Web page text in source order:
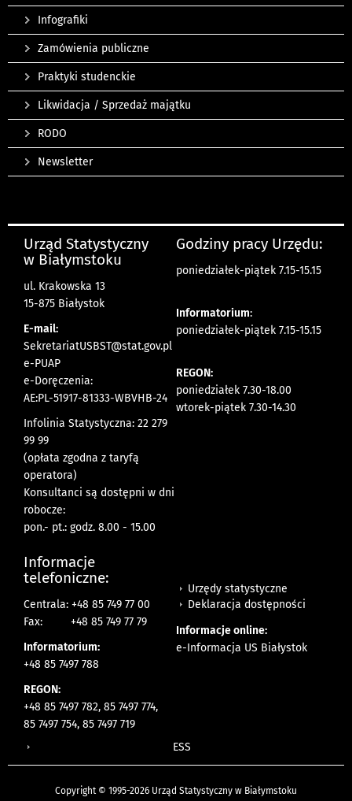
Infografiki
Zamówienia publiczne
Praktyki studenckie
Likwidacja / Sprzedaż majątku
RODO
Newsletter
Urząd Statystyczny
w Białymstoku
ul. Krakowska 13
15-875 Białystok
E-mail:
SekretariatUSBST@stat.gov.pl
e-PUAP
e-Doręczenia:
AE:PL-51917-81333-WBVHB-24
Infolinia Statystyczna: 22 279
99 99
(opłata zgodna z taryfą
operatora)
Konsultanci są dostępni w dni
robocze:
pon.- pt.: godz. 8.00 - 15.00
Godziny pracy Urzędu:
poniedziałek-piątek 7.15-15.15
Informatorium:
poniedziałek-piątek 7.15-15.15
REGON:
poniedziałek 7.30-18.00
wtorek-piątek 7.30-14.30
Informacje
telefoniczne:
Centrala: +48 85 749 77 00
Fax:
+48 85 749 77 79
Informatorium:
+48 85 7497 788
REGON:
+48 85 7497 782, 85 7497 774,
85 7497 754, 85 7497 719
Urzędy statystyczne
Deklaracja dostępności
Informacje online:
e-Informacja US Białystok
ESS
Copyright © 1995-2026 Urząd Statystyczny w Białymstoku